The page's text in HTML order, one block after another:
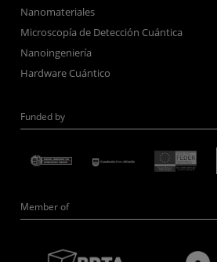
Nanomateriales
Microscopía de Detección Cuántica
Nanoingeniería
Hardware Cuántico
Funded by
Member of